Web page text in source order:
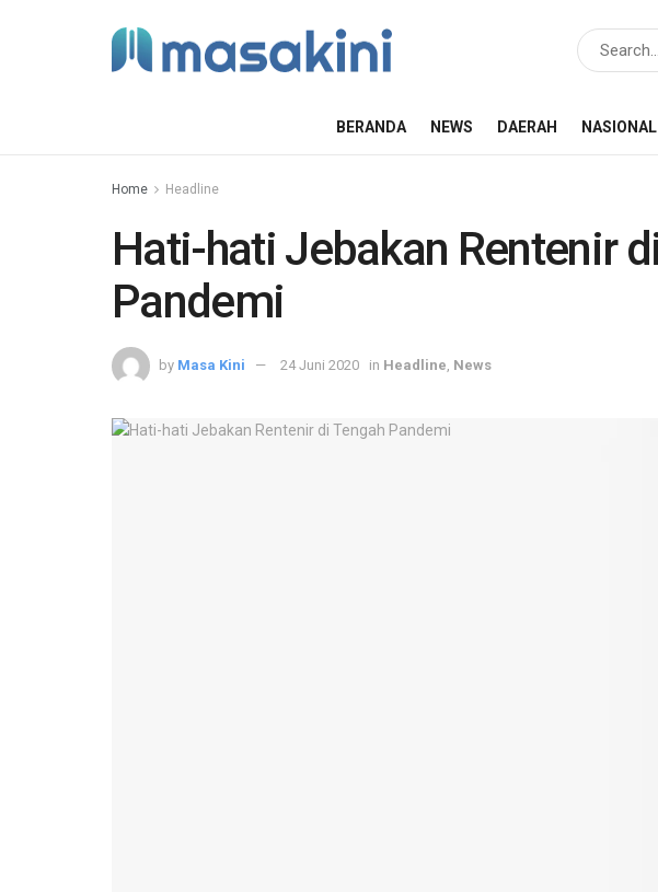
BERANDA NEWS DAERAH NASIONAL
Home Headline
Hati-hati Jebakan Rentenir
Pandemi
by Masa Kini 24 Juni 2020 in Headline News